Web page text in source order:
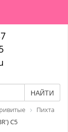
НАЙТИ
Пихта
C5